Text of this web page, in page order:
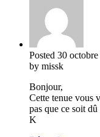
Posted 30
by missk
Bonjour,
Cette tenue vous
pas que ce soit
K